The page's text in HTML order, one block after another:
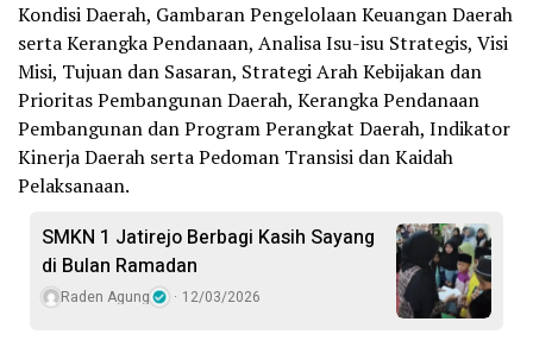
Kondisi Daerah, Gambaran Pengelolaan Keuangan Daerah
serta Kerangka Pendanaan, Analisa Isu-isu Strategis, Visi
Misi, Tujuan dan Sasaran, Strategi Arah Kebijakan dan
Prioritas Pembangunan Daerah, Kerangka Pendanaan
Pembangunan dan Program Perangkat Daerah, Indikator
Kinerja Daerah serta Pedoman Transisi dan Kaidah
Pelaksanaan.
SMKN 1 Jatirejo Berbagi Kasih Sayang
di Bulan Ramadan
Raden Agung 12/03/2026